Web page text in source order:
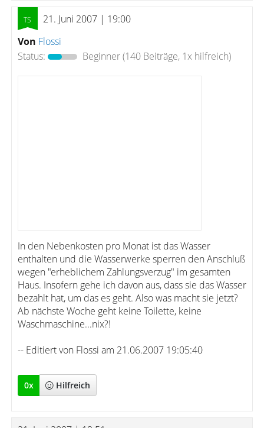
21. Juni 2007 | 19:00
Von Flossi
Status:
Beginner(140 Beiträge, 1x hilfreich)
In den Nebenkosten pro Monat ist das Wasser
enthalten und die Wasserwerke sperren den Anschluß
wegen "erheblichem Zahlungsverzug" im gesamten
Haus. Insofern gehe ich davon aus, dass sie das Wasser
bezahlt hat, um das es geht. Also was macht sie jetzt?
Ab nächste Woche geht keine Toilette, keine
Waschmaschine...nix?!
-- Editiert von Flossi am 21.06.2007 19:05:40
0x Hilfreich